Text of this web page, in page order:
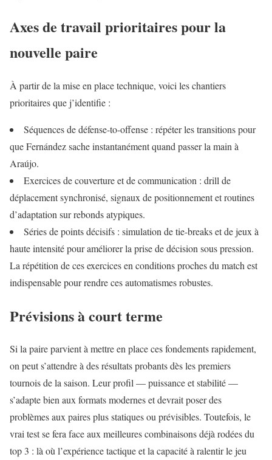
Axes de travail prioritaires pour la
nouvelle paire
À partir de la mise en place technique, voici les chantiers
prioritaires que j’identifie :
Séquences de défense-to-offense : répéter les transitions pour
que Fernández sache instantanément quand passer la main à
Araújo.
Exercices de couverture et de communication : drill de
déplacement synchronisé, signaux de positionnement et routines
d’adaptation sur rebonds atypiques.
Séries de points décisifs : simulation de tie-breaks et de jeux à
haute intensité pour améliorer la prise de décision sous pression.
La répétition de ces exercices en conditions proches du match est
indispensable pour rendre ces automatismes robustes.
Prévisions à court terme
Si la paire parvient à mettre en place ces fondements rapidement,
on peut s’attendre à des résultats probants dès les premiers
tournois de la saison. Leur profil — puissance et stabilité —
s’adapte bien aux formats modernes et devrait poser des
problèmes aux paires plus statiques ou prévisibles. Toutefois, le
vrai test se fera face aux meilleures combinaisons déjà rodées du
top 3 : là où l’expérience tactique et la capacité à ralentir le jeu